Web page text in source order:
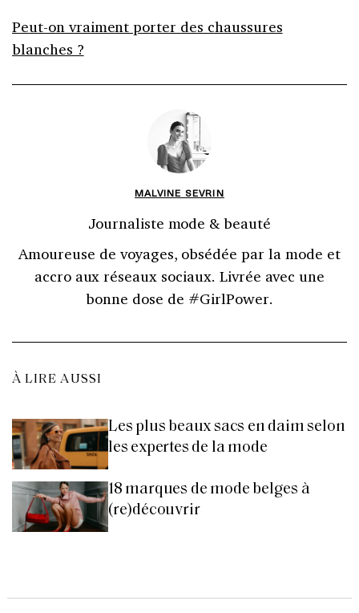
Peut-on vraiment porter des chaussures
blanches ?
MALVINE SEVRIN
Journaliste mode & beauté
Amoureuse de voyages, obsédée par la mode et
accro aux réseaux sociaux. Livrée avec une
bonne dose de #GirlPower.
À LIRE AUSSI
Les plus beaux sacs en daim selon
les expertes de la mode
18 marques de mode belges à
(re)découvrir